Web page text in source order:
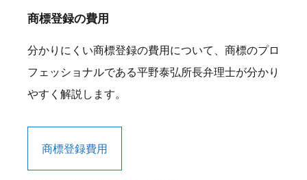
商標登録の費用
分かりにくい商標登録の費用について、商標のプロ
フェッショナルである平野泰弘所長弁理士が分かり
やすく解説します。
商標登録費用